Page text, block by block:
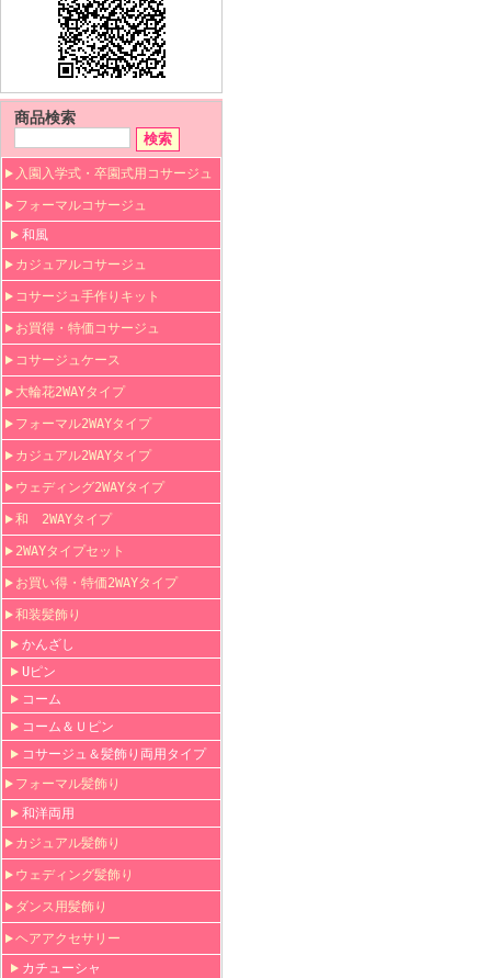
商品検索
入園入学式・卒園式用コサージュ
フォーマルコサージュ
和風
カジュアルコサージュ
コサージュ手作りキット
お買得・特価コサージュ
コサージュケース
大輪花2WAYタイプ
フォーマル2WAYタイプ
カジュアル2WAYタイプ
ウェディング2WAYタイプ
和 2WAYタイプ
2WAYタイプセット
お買い得・特価2WAYタイプ
和装髪飾り
かんざし
Uピン
コーム
コーム＆Ｕピン
コサージュ＆髪飾り両用タイプ
フォーマル髪飾り
和洋両用
カジュアル髪飾り
ウェディング髪飾り
ダンス用髪飾り
ヘアアクセサリー
カチューシャ